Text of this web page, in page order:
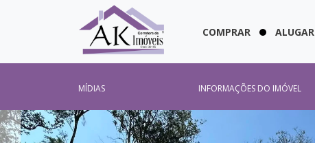
COMPRAR ALUGAR
MÍDIAS INFORMAÇÕES DO IMÓVEL